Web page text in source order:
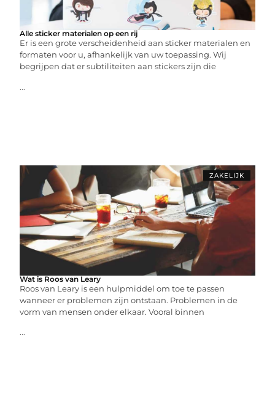
Alle sticker materialen op een rij
Er is een grote verscheidenheid aan sticker materialen en
formaten voor u, afhankelijk van uw toepassing. Wij
begrijpen dat er subtiliteiten aan stickers zijn die
...
ZAKELIJK
Wat is Roos van Leary
Roos van Leary is een hulpmiddel om toe te passen
wanneer er problemen zijn ontstaan. Problemen in de
vorm van mensen onder elkaar. Vooral binnen
...